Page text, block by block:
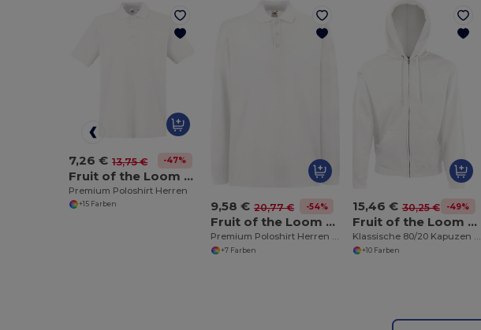
7,26 € 13,75 € -47%
Fruit of the Loom SS255
Premium Poloshirt Herren
+15 Farben 9,58 € 20,77 € -54%
Fruit of the Loom SS258
Premium Poloshirt Herren Langarm
+7 Farben
15,46 € 30,25 € -49%
Fruit of the Loom SS222
Klassische 80/20 Kapuzen Sweatshirt Jacke Herren
+10 Farben